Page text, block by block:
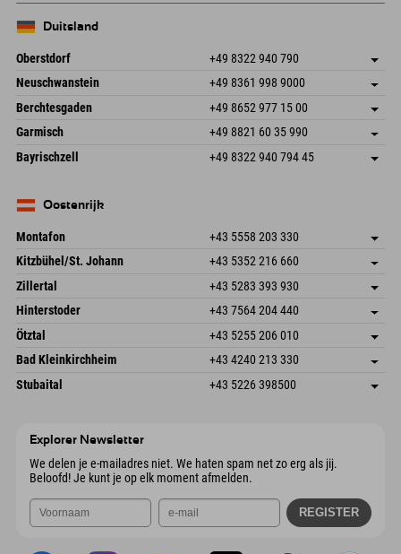
Duitsland
Oberstdorf +49 8322 940 790
An der Breitach 3
Duitsland
Adres opslaan
Booking
Neuschwanstein +49 8361 998 9000
An der Riese 45
87484 Nesselwang im Allgäu
Duitsland
Adres opslaan
Aankomstinformatie
Booking
Berchtesgaden +49 8652 977 15 00
Hofreitstr. 7
Duitsland
Adres opslaan
Booking
Garmisch +49 8821 60 35 990
Frickenstraße 22
82490 Farchant
Adres opslaan
Aankomstinformatie
Bayrischzell +49 8322 940 794 45
Duitsland
Oostenrijk
Montafon +43 5558 203 330
Dorfstr. 127b
6793 Gaschurn/Montafon
Oostenrijk
Adres opslaan
Booking
Kitzbühel/St. Johann +43 5352 216 660
Speckbacherstraße 87
6380 St. Johann in Tirol
Oostenrijk
Adres opslaan
Aankomstinformatie
Booking
Zillertal +43 5283 393 930
Schmiedau 2
Oostenrijk
Adres opslaan
Booking
Hinterstoder +43 7564 204 440
Freizeitpark 10
4573 Hinterstoder
Oostenrijk
Adres opslaan
Aankomstinformatie
Booking
Ötztal +43 5255 206 010
Gscheat 14
Oostenrijk
Adres opslaan
Booking
Bad Kleinkirchheim +43 4240 213 330
Dorfstraße 24
9546 Bad Kleinkirchheim
Adres opslaan
Aankomstinformatie
Stubaital +43 5226 398500
Explorer Newsletter
We delen je e-mailadres niet. We haten spam net zo erg als jij.
Beloofd! Je kunt je op elk moment afmelden.